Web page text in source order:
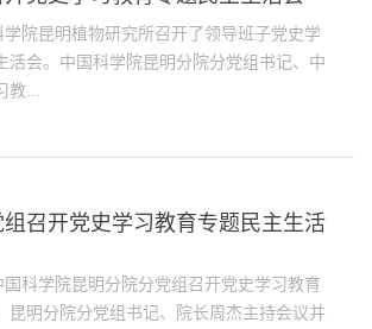
院昆明植物研究所召开了领导班子党史学
活会。中国科学院昆明分院分党组书记、中
...
召开党史学习教育专题民主生活
科学院昆明分院分党组召开党史学习教育
昆明分院分党组书记、院长周杰主持会议并